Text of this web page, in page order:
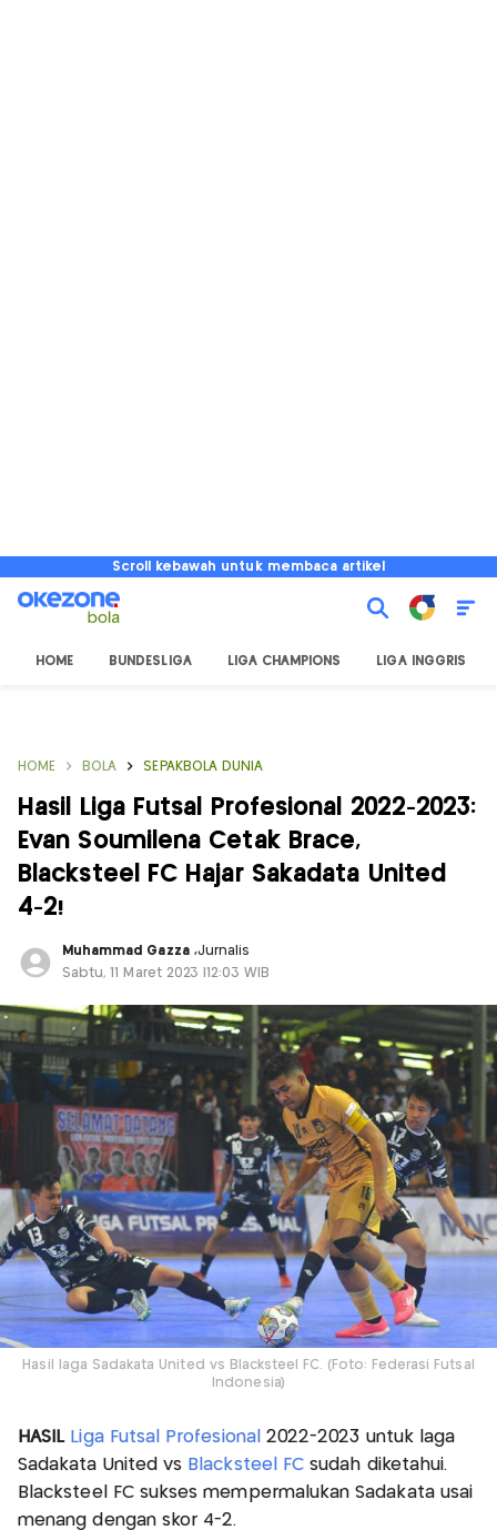
Scroll kebawah untuk membaca artikel
HOME BUNDESLIGA LIGA CHAMPIONS LIGA INGGRIS
HOME BOLA SEPAKBOLA DUNIA
Hasil Liga Futsal Profesional 2022-2023:
Evan Soumilena Cetak Brace,
Blacksteel FC Hajar Sakadata United
4-2!
Muhammad Gazza ,Jurnalis
Sabtu, 11 Maret 2023 |12:03 WIB
Hasil laga Sadakata United vs Blacksteel FC. (Foto: Federasi Futsal
Indonesia)
HASIL Liga Futsal Profesional 2022-2023 untuk laga
Sadakata United vs Blacksteel FCsudah diketahui.
Blacksteel FC sukses mempermalukan Sadakata usai
menang dengan skor 4-2.